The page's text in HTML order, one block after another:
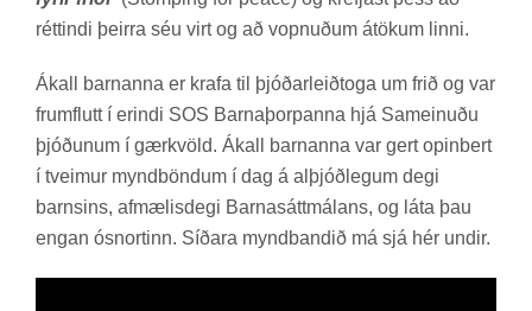
rétt­indi þeirra séu virt og að vopn­uð­um átök­um linni.
Ákall barn­anna er krafa til þjóð­ar­leið­toga um frið og var
frum­flutt í er­indi SOS Barna­þorp­anna hjá Sam­ein­uðu
þjóð­un­um í gær­kvöld. Ákall barn­anna var gert op­in­bert
í tveim­ur mynd­bönd­um í dag á al­þjóð­leg­um degi
barns­ins, af­mæl­is­degi Barna­sátt­mál­ans, og láta þau
eng­an ósnort­inn. Síð­ara mynd­band­ið má sjá hér und­ir.